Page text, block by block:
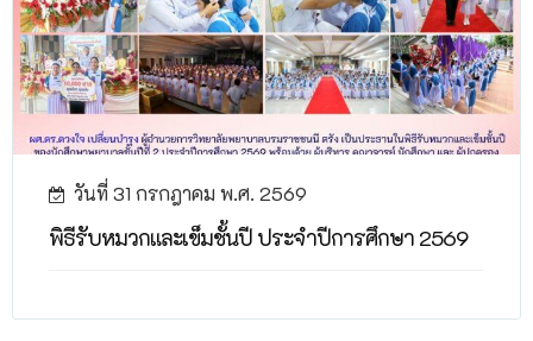
วันที่ 31 กรกฎาคม พ.ศ. 2569
พิธีรับหมวกและเข็มชั้นปี ประจำปีการศึกษา 2569